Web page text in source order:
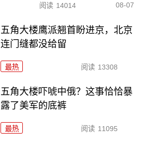
阅读 14014 08-07
五角大楼鹰派翘首盼进京，北京
连门缝都没给留
最热 阅读 13308
五角大楼吓唬中俄？这事恰恰暴
露了美军的底裤
最热 阅读 11095